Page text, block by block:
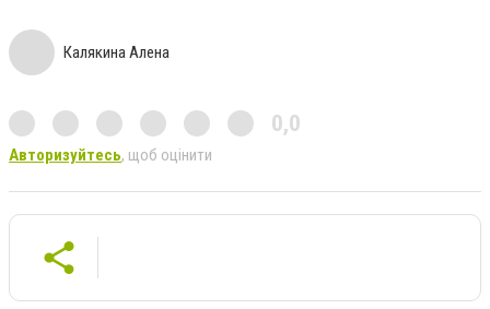
Калякина Алена
0,0
Авторизуйтесь, щоб оцінити